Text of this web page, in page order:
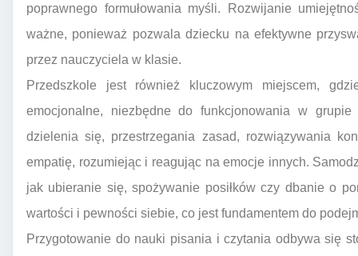
poprawnego formułowania myśli. Rozwijanie
ważne, ponieważ pozwala dziecku na efektywne
przez nauczyciela w klasie.
Przedszkole jest również kluczowym miejscem,
emocjonalne, niezbędne do funkcjonowania w
dzielenia się, przestrzegania zasad, rozwiązywania
empatię, rozumiejąc i reagując na emocje innych.
jak ubieranie się, spożywanie posiłków czy dbanie o
wartości i pewności siebie, co jest fundamentem do
Przygotowanie do nauki pisania i czytania odbywa się